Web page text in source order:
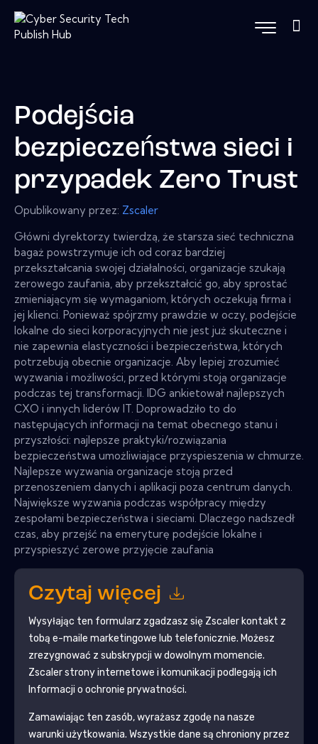
Podejścia
bezpieczeństwa sieci i
przypadek Zero Trust
Opublikowany przez: Zscaler
Główni dyrektorzy twierdzą, że starsza sieć techniczna
bagaż powstrzymuje ich od coraz bardziej
przekształcania swojej działalności, organizacje szukają
zerowego zaufania, aby przekształcić go, aby sprostać
zmieniającym się wymaganiom, których oczekują firma i
jej klienci. Ponieważ spójrzmy prawdzie w oczy, podejście
lokalne do sieci korporacyjnych nie jest już skuteczne i
nie zapewnia elastyczności i bezpieczeństwa, których
potrzebują obecnie organizacje. Aby lepiej zrozumieć
wyzwania i możliwości, przed którymi stoją organizacje
podczas tej transformacji. IDG ankietował najlepszych
CXO i innych liderów IT. Doprowadziło to do
następujących informacji na temat obecnego stanu i
przyszłości: najlepsze praktyki/rozwiązania
bezpieczeństwa umożliwiające przyspieszenia w chmurze.
Najlepsze wyzwania organizacje stoją przed
przenoszeniem danych i aplikacji poza centrum danych.
Największe wyzwania podczas współpracy między
zespołami bezpieczeństwa i sieciami. Dlaczego nadszedł
czas, aby przejść na emeryturę podejście lokalne i
przyspieszyć zerowe przyjęcie zaufania
Czytaj więcej
Wysyłając ten formularz zgadzasz się Zscalerkontakt z
tobą e-maile marketingowe lub telefonicznie. Możesz
zrezygnować z subskrypcji w dowolnym momencie.
Zscalerstrony internetowe i komunikacji podlegają ich
Informacji o ochronie prywatności.
Zamawiając ten zasób, wyrażasz zgodę na nasze
warunki użytkowania. Wszystkie dane są chroniony przez